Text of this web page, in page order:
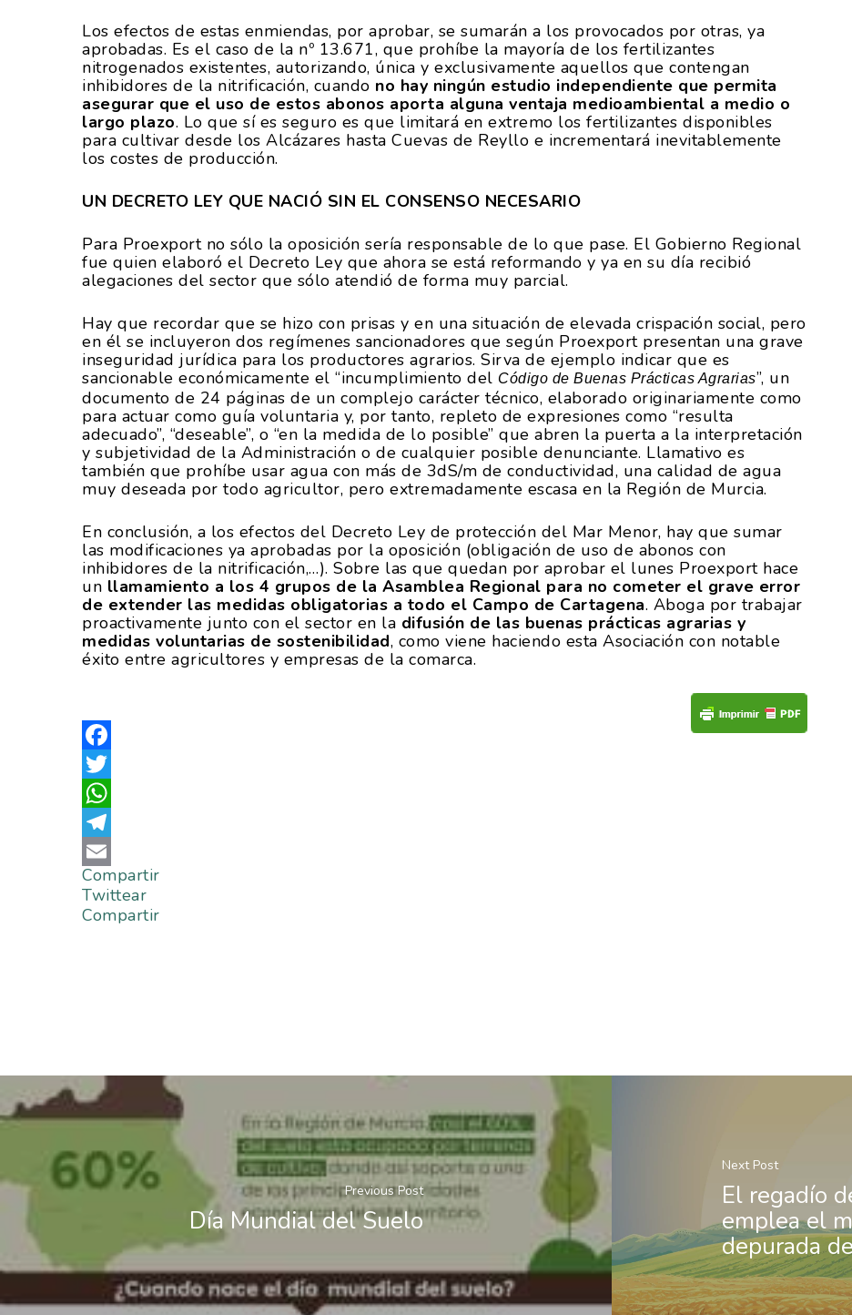
Los efectos de estas enmiendas, por aprobar, se sumarán a los provocados por otras, ya
aprobadas. Es el caso de la nº 13.671, que prohíbe la mayoría de los fertilizantes
nitrogenados existentes, autorizando, única y exclusivamente aquellos que contengan
inhibidores de la nitrificación, cuando no hay ningún estudio independiente que permita
asegurar que el uso de estos abonos aporta alguna ventaja medioambiental a medio o
largo plazo. Lo que sí es seguro es que limitará en extremo los fertilizantes disponibles
para cultivar desde los Alcázares hasta Cuevas de Reyllo e incrementará inevitablemente
los costes de producción.
UN DECRETO LEY QUE NACIÓ SIN EL CONSENSO NECESARIO
Para Proexport no sólo la oposición sería responsable de lo que pase. El Gobierno Regional
fue quien elaboró el Decreto Ley que ahora se está reformando y ya en su día recibió
alegaciones del sector que sólo atendió de forma muy parcial.
Hay que recordar que se hizo con prisas y en una situación de elevada crispación social, pero
en él se incluyeron dos regímenes sancionadores que según Proexport presentan una grave
inseguridad jurídica para los productores agrarios. Sirva de ejemplo indicar que es
sancionable económicamente el “incumplimiento del Código de Buenas Prácticas Agrarias”, un
documento de 24 páginas de un complejo carácter técnico, elaborado originariamente como
para actuar como guía voluntaria y, por tanto, repleto de expresiones como “resulta
adecuado”, “deseable”, o “en la medida de lo posible” que abren la puerta a la interpretación
y subjetividad de la Administración o de cualquier posible denunciante. Llamativo es
también que prohíbe usar agua con más de 3dS/m de conductividad, una calidad de agua
muy deseada por todo agricultor, pero extremadamente escasa en la Región de Murcia.
En conclusión, a los efectos del Decreto Ley de protección del Mar Menor, hay que sumar
las modificaciones ya aprobadas por la oposición (obligación de uso de abonos con
inhibidores de la nitrificación,…). Sobre las que quedan por aprobar el lunes Proexport hace
un llamamiento a los 4 grupos de la Asamblea Regional para no cometer el grave error
de extender las medidas obligatorias a todo el Campo de Cartagena. Aboga por trabajar
proactivamente junto con el sector en la difusión de las buenas prácticas agrarias y
medidas voluntarias de sostenibilidad, como viene haciendo esta Asociación con notable
éxito entre agricultores y empresas de la comarca.
Facebook
Twitter
WhatsApp
Telegram
Email
Compartir
Twittear
Compartir
Previous Post
Día Mundial del Suelo
Next Post
El regadío
emplea el
depurada